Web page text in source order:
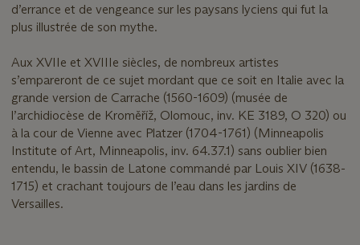
d’errance et de vengeance sur les paysans lyciens qui fut la
plus illustrée de son mythe.
Aux XVIIe et XVIIIe siècles, de nombreux artistes
s’empareront de ce sujet mordant que ce soit en Italie avec la
grande version de Carrache (1560-1609) (musée de
l’archidiocèse de Kroměříž, Olomouc, inv. KE 3189, O 320) ou
à la cour de Vienne avec Platzer (1704-1761) (Minneapolis
Institute of Art, Minneapolis, inv. 64.37.1) sans oublier bien
entendu, le bassin de Latone commandé par Louis XIV (1638-
1715) et crachant toujours de l’eau dans les jardins de
Versailles.